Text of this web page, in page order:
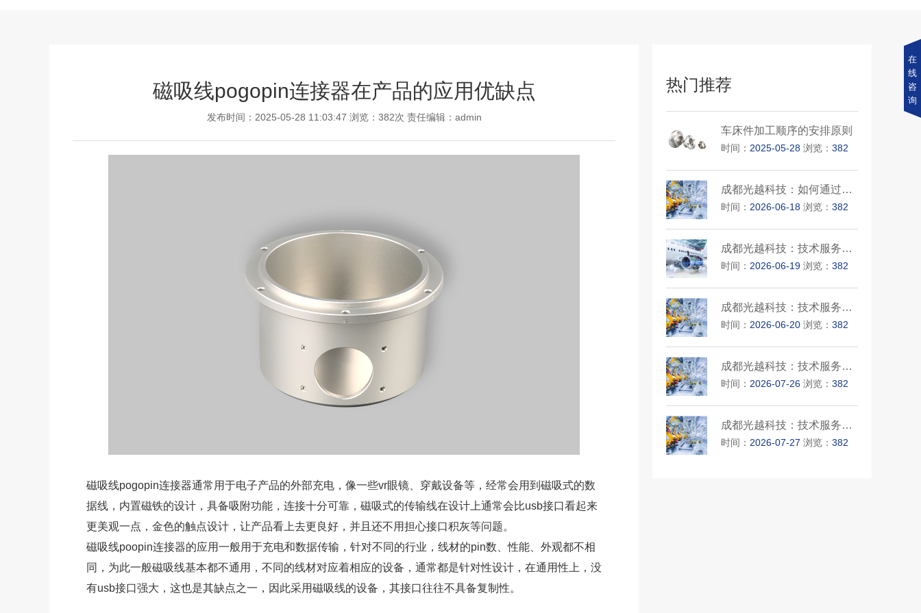
磁吸线pogopin连接器在产品的应用优缺点
发布时间：2025-05-28 11:03:47 浏览：382次 责任编辑： admin
磁吸线pogopin连接器通常用于电子产品的外部充电，像一些vr眼镜、穿戴设备等，经常会用到磁吸式的数
据线，内置磁铁的设计，具备吸附功能，连接十分可靠，磁吸式的传输线在设计上通常会比usb接口看起来
更美观一点，金色的触点设计，让产品看上去更良好，并且还不用担心接口积灰等问题。
磁吸线poopin连接器的应用一般用于充电和数据传输，针对不同的行业，线材的pin数、性能、外观都不相
同，为此一般磁吸线基本都不通用，不同的线材对应着相应的设备，通常都是针对性设计，在通用性上，没
有usb接口强大，这也是其缺点之一，因此采用磁吸线的设备，其接口往往不具备复制性。
热门推荐
车床件加工顺序的安排原则
时间： 2025-05-28 浏览：382
成都光越科技：如何通过技术服···
时间： 2026-06-18 浏览：382
成都光越科技：技术服务在医疗···
时间： 2026-06-19 浏览：382
成都光越科技：技术服务在农业···
时间： 2026-06-20 浏览：382
成都光越科技：技术服务在客户···
时间： 2026-07-26 浏览：382
成都光越科技：技术服务在研发···
时间： 2026-07-27 浏览：382
在
线
咨
询